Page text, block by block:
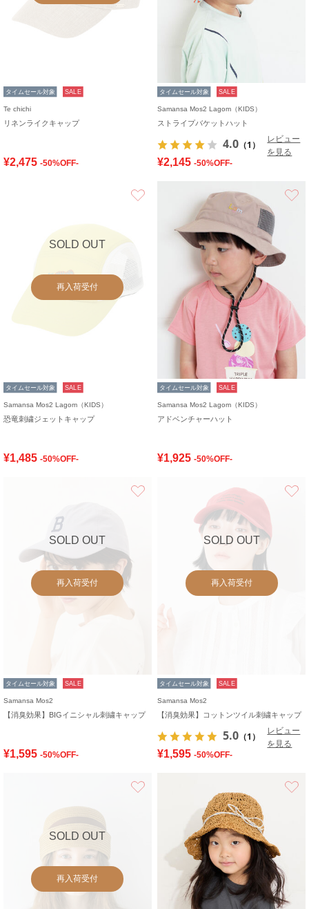
タイムセール対象 SALE
Te chichi
リネンライクキャップ
¥2,475 -50%OFF-
タイムセール対象 SALE
Samansa Mos2 Lagom（KIDS）
ストライプバケットハット
4.0 （1）
レビュー
を見る
¥2,145 -50%OFF-
SOLD OUT
再入荷受付
タイムセール対象 SALE
Samansa Mos2 Lagom（KIDS）
恐竜刺繍ジェットキャップ
¥1,485 -50%OFF-
タイムセール対象 SALE
Samansa Mos2 Lagom（KIDS）
アドベンチャーハット
¥1,925 -50%OFF-
SOLD OUT
再入荷受付
タイムセール対象 SALE
Samansa Mos2
【消臭効果】BIGイニシャル刺繍キャップ
¥1,595 -50%OFF-
SOLD OUT
再入荷受付
タイムセール対象 SALE
Samansa Mos2
【消臭効果】コットンツイル刺繍キャップ
5.0 （1）
レビュー
を見る
¥1,595 -50%OFF-
SOLD OUT
再入荷受付